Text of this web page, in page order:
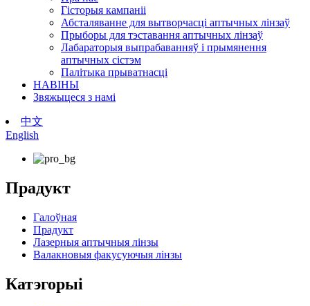
Гісторыя кампаніі
Абсталяванне для вытворчасці аптычных лінзаў
Прыборы для тэставання аптычных лінзаў
Лабараторыя выпрабаванняў і прымянення
аптычных сістэм
Палітыка прыватнасці
НАВІНЫ
Звяжыцеся з намі
中文
English
Прадукт
Галоўная
Прадукт
Лазерныя аптычныя лінзы
Валакновыя факусуючыя лінзы
Катэгорыі